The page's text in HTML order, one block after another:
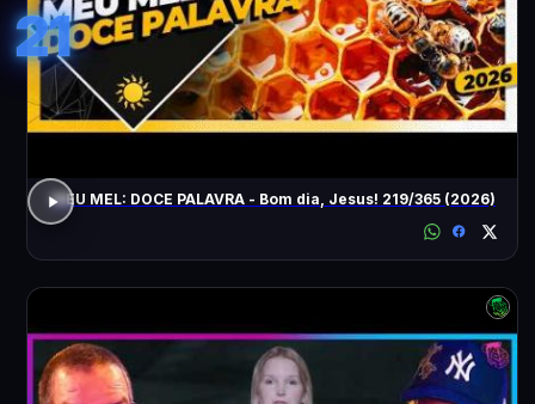
21
MEU MEL: DOCE PALAVRA - Bom dia, Jesus! 219/365 (2026)